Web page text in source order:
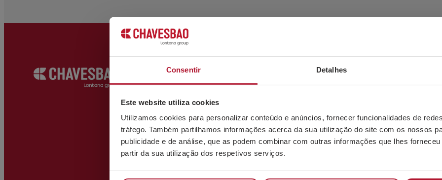
Consentir Detalhes
Este website utiliza cookies
Utilizamos cookies para personalizar conteúdo e anúncios, fornecer funcionalidades de
tráfego. Também partilhamos informações acerca da sua utilização do site com os nossos
publicidade e de análise, que as podem combinar com outras informações que lhes
partir da sua utilização dos respetivos serviços.
ESCRITÓRIOS
Polígono Industrial Sarrikola
info@chavesbao.com
(+34) 944 123 456
VER MAPA
PRODUTOS
Anilhas
Varão roscado
Acessórios para cabos